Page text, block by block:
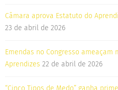
Câmara aprova Estatuto do
23 de abril de 2026
Emendas no Congresso
Aprendizes 22 de abril de 2026
“Cinco Tipos de Medo” ganha